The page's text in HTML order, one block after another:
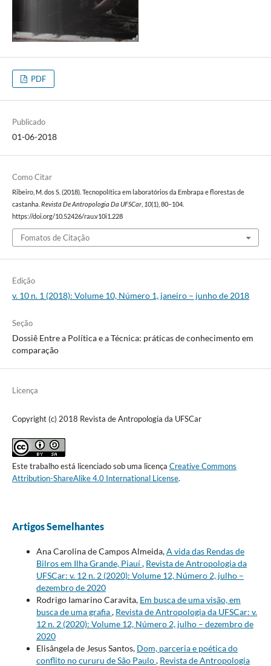
PDF
Publicado
01-06-2018
Como Citar
Ribeiro, M. dos S. (2018). Tecnopolítica em laboratórios da Embrapa e florestas de
castanha. Revista De Antropologia Da UFSCar, 10(1), 80–104.
https://doi.org/10.52426/rau.v10i1.228
Fomatos de Citação
Edição
v. 10 n. 1 (2018): Volume 10, Número 1, janeiro – junho de 2018
Seção
Dossiê Entre a Política e a Técnica: práticas de conhecimento em
comparação
Licença
Copyright (c) 2018 Revista de Antropologia da UFSCar
Este trabalho está licenciado sob uma licença Creative Commons
Attribution-ShareAlike 4.0 International License.
Artigos Semelhantes
Ana Carolina de Campos Almeida,A vida das Rendas de
Bilros em Ilha Grande, Piauí, Revista de Antropologia da
UFSCar: v. 12 n. 2 (2020): Volume 12, Número 2, julho –
dezembro de 2020
Rodrigo Iamarino Caravita, Em busca de uma visão, em
busca de uma grafia, Revista de Antropologia da UFSCar: v.
12 n. 2 (2020): Volume 12, Número 2, julho – dezembro de
2020
Elisângela de Jesus Santos, Dom, parceria e poética do
conflito no cururu de São Paulo, Revista de Antropologia